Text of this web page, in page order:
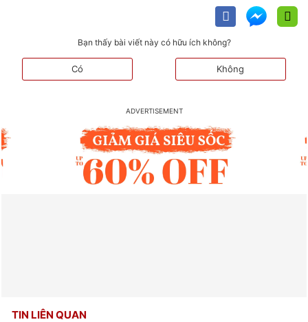
Bạn thấy bài viết này có hữu ích không?
Có Không
TIN LIÊN QUAN